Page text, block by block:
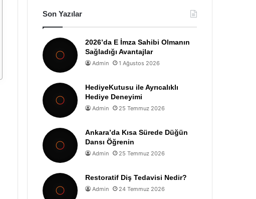
Son Yazılar
2026’da E İmza Sahibi Olmanın
Sağladığı Avantajlar
Admin 1 Ağustos 2026
HediyeKutusu ile Ayrıcalıklı
Hediye Deneyimi
Admin 25 Temmuz 2026
Ankara’da Kısa Sürede Düğün
Dansı Öğrenin
Admin 25 Temmuz 2026
Restoratif Diş Tedavisi Nedir?
Admin 24 Temmuz 2026